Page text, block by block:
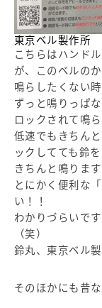
東京ベル製作
こちらはハンド
が、このベルの
鳴らしたくない
ずっと鳴りっぱ
ロックされて鳴
低速でもきちん
ックしてても鈴
きちんと鳴ります
とにかく便利な
い！！
わかりづらいで
（笑）
鈴丸、東京ベル
そのほかにも昔